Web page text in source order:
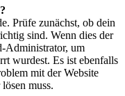
Prüfe zunächst, ob dein
sind. Wenn dies der
Administrator, um
wurdest. Es ist ebenfalls
mit der Website
muss.